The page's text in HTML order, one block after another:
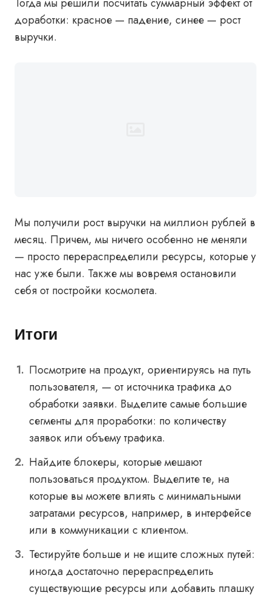
доработки: красное — падение, синее — рост
выручки.
Мы получили рост выручки на миллион рублей в
месяц. Причем, мы ничего особенно не меняли
— просто перераспределили ресурсы, которые у
нас уже были. Также мы вовремя остановили
себя от постройки космолета.
Итоги
Посмотрите на продукт, ориентируясь на путь
пользователя, — от источника трафика до
обработки заявки. Выделите самые большие
сегменты для проработки: по количеству
заявок или объему трафика.
Найдите блокеры, которые мешают
пользоваться продуктом. Выделите те, на
которые вы можете влиять с минимальными
затратами ресурсов, например, в интерфейсе
или в коммуникации с клиентом.
Тестируйте больше и не ищите сложных путей:
иногда достаточно перераспределить
существующие ресурсы или добавить плашку